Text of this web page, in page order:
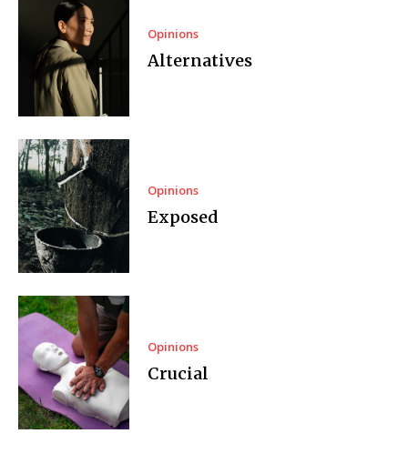
Opinions
Alternatives
Opinions
Exposed
Opinions
Crucial